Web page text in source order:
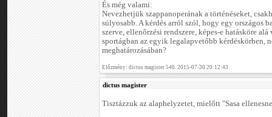
És még valami:
Nevezhetjük szappanoperának a történéseket,
súlyosabb. A kérdés arról szól, hogy egy országos
szerve, ellenőrzési rendszere, képes-e hatásköre
sportágban az egyik legalapvetőbb kérdéskörben,
meghatározásában?
Előzmény: dictus magister 540. 2015-07-30 20:12:43
dictus magister
Tisztázzuk az alaphelyzetet, mielőtt "Sasa